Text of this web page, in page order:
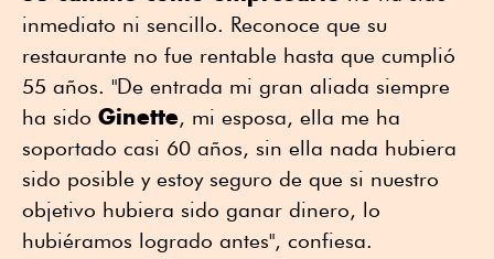
inmediato ni sencillo. Reconoce que su
restaurante no fue rentable hasta que cumplió
55 años. "De entrada mi gran aliada siempre
ha sido Ginette, mi esposa, ella me ha
soportado casi 60 años, sin ella nada hubiera
sido posible y estoy seguro de que si nuestro
objetivo hubiera sido ganar dinero, lo
hubiéramos logrado antes", confiesa.